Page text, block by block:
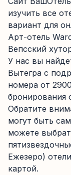
изучить все
вариант для
Арт-отель
Вепсский
У нас вы
Вытегра с
номера от
бронирования
Обратите
могут быть
можете
Ежезеро)
картой.